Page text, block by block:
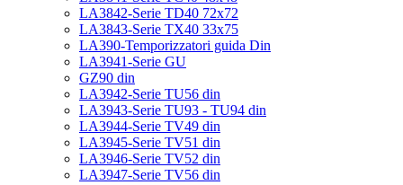
LA3842-Serie TD40 72x72
LA3843-Serie TX40 33x75
LA390-Temporizzatori guida Din
LA3941-Serie GU
GZ90 din
LA3942-Serie TU56 din
LA3943-Serie TU93 - TU94 din
LA3944-Serie TV49 din
LA3945-Serie TV51 din
LA3946-Serie TV52 din
LA3947-Serie TV56 din